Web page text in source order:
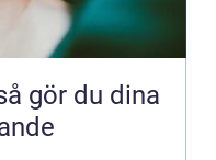
gör du dina